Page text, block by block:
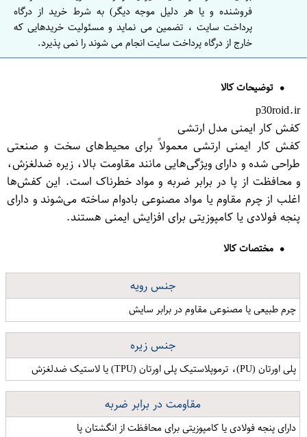
فروشنده و یا هر دلیل موجه دیگر) به شرط خرید از درگاه
پرداخت سایت ، تضمین می نماید و مسئولیت خریدهایی که
خارج از درگاه پرداخت سایت انجام می شوند را نمی پذیرد.
توضیحات کالا
p30roid.ir
کفش کار ایمنی مدل ارتشی
کفش کار ایمنی ارتشی معمولاً برای محیط‌های سخت و صنعتی
طراحی شده و دارای ویژگی‌هایی مانند مقاومت بالا، زیره ضدلغزش،
و محافظت از پا در برابر ضربه و مواد خطرناک است. این کفش‌ها
اغلب از چرم مقاوم یا مواد مصنوعی بادوام ساخته می‌شوند و دارای
پنجه فولادی یا کامپوزیتی برای افزایش ایمنی هستند.
مختصات کالا
جنس رویه
چرم طبیعی یا مصنوعی مقاوم در برابر سایش
جنس زیره
پلی اورتان (PU)، ترموپلاستیک پلی اورتان (TPU) یا لاستیک ضدلغزش
مقاومت در برابر ضربه
دارای پنجه فولادی یا کامپوزیتی برای محافظت از انگشتان پا